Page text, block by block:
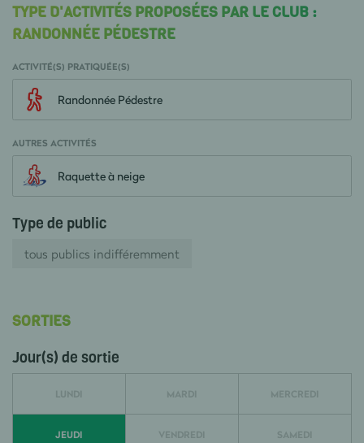
TYPE D'ACTIVITÉS PROPOSÉES PAR LE CLUB :
RANDONNÉE PÉDESTRE
ACTIVITÉ(S) PRATIQUÉE(S)
Randonnée Pédestre
AUTRES ACTIVITÉS
Raquette à neige
Type de public
tous publics indifféremment
SORTIES
Jour(s) de sortie
LUNDI MARDI MERCREDI
JEUDI VENDREDI SAMEDI